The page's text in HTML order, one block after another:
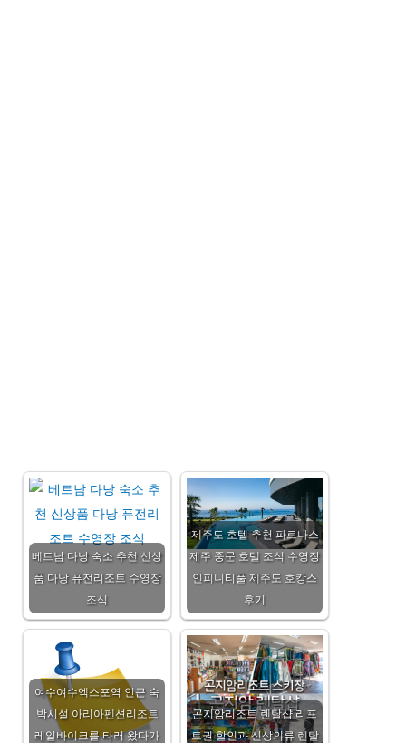
베트남 다낭 숙소 추천 신상
품 다낭 퓨전리조트 수영장
조식
제주도 호텔 추천 파르나스
제주 중문 호텔 조식 수영장
인피니티풀 제주도 호캉스
후기
여수여수엑스포역 인근 숙
박시설 아리아펜션리조트
레일바이크를 타러 왔다가
곤지암리조트 렌탈샵 리프
트권 할인과 신상의류 렌탈